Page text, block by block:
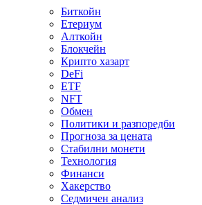
Биткойн
Етериум
Алткойн
Блокчейн
Крипто хазарт
DeFi
ETF
NFT
Обмен
Политики и разпоредби
Прогноза за цената
Стабилни монети
Технология
Финанси
Хакерство
Седмичен анализ